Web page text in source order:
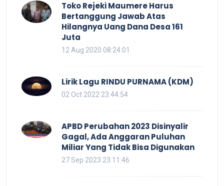
Toko Rejeki Maumere Harus
Bertanggung Jawab Atas
Hilangnya Uang Dana Desa 161
Juta
12 Aug 2020 08:24:01
Lirik Lagu RINDU PURNAMA (KDM)
02 Oct 2022 23:44:54
APBD Perubahan 2023 Disinyalir
Gagal, Ada Anggaran Puluhan
Miliar Yang Tidak Bisa Digunakan
27 Sep 2023 23:11:46